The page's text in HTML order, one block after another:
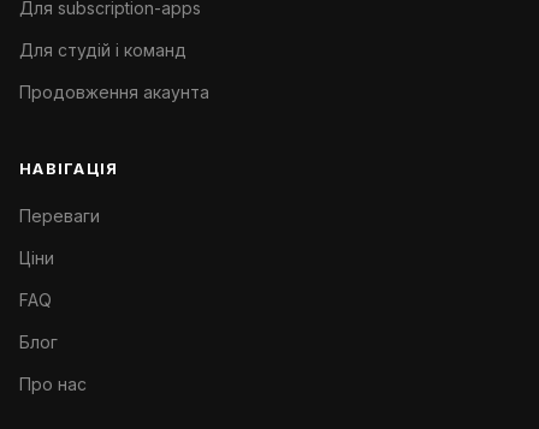
Для subscription-apps
Для студій і команд
Продовження акаунта
НАВІГАЦІЯ
Переваги
Ціни
FAQ
Блог
Про нас